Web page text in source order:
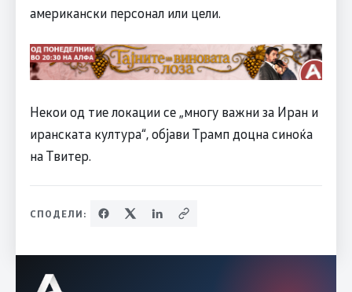
американски персонал или цели.
Некои од тие локации се „многу важни за Иран и
иранската култура“, објави Трамп доцна синоќа
на Твитер.
СПОДЕЛИ: